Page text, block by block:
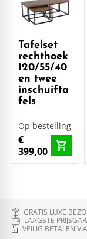
Tafelset
rechthoek
120/55/40
en twee
inschuifta
fels
Op bestelling
€
399,00
GRATIS LUXE
LAAGSTE
VEILIG BETALEN